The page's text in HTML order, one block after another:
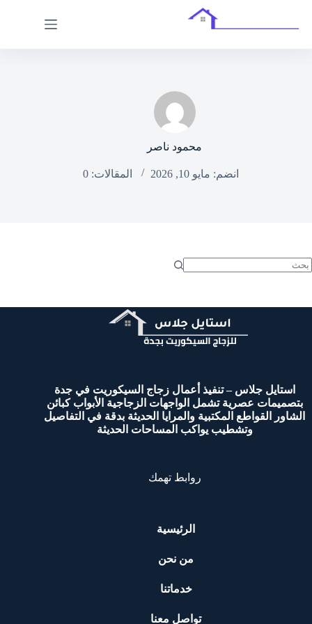
المحتوى
محمود ناصر
انضم: مايو 10, 2026 المقالات: 0
نتائج
استايل جلاس – تنفيذ أعمال زجاج السيكوريت في جدة
بتصميمات عصرية تشمل الواجهات الزجاجية الأبواب كبائن
الشاور القواطع المكتبية والمرايا الحديثة بدقة في التفاصيل
وتشطيب يواكب المساحات الحديثة
روابط تهمك
الرئيسية
من نحن
خدماتنا
تواصل معنا